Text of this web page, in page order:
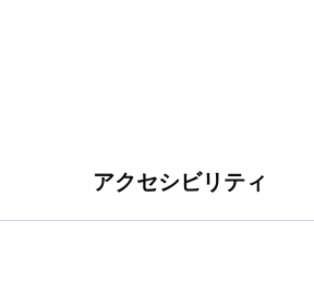
アクセシビリティ